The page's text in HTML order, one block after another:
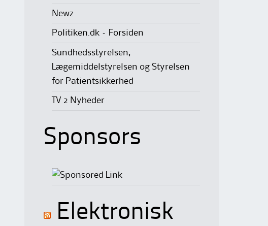
Newz
Politiken.dk – Forsiden
Sundhedsstyrelsen,
Lægemiddelstyrelsen og Styrelsen
for Patientsikkerhed
TV 2 Nyheder
Sponsors
Elektronisk